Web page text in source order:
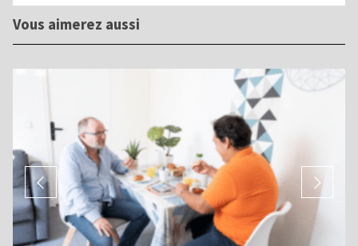
Vous aimerez aussi